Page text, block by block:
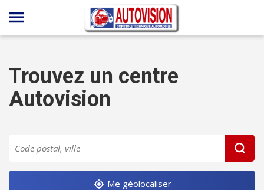
Panneau de gestion des cookies
Trouvez un centre
Autovision
Me géolocaliser